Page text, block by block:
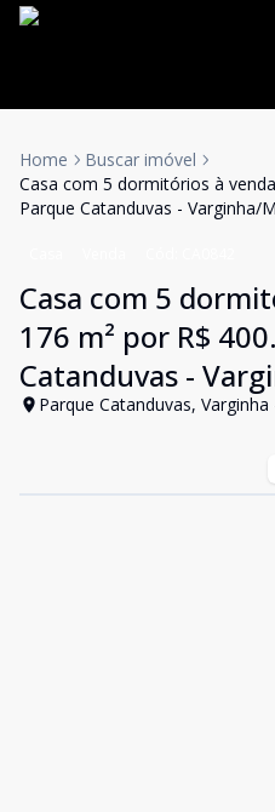
Home
Buscar imóvel
Casa com 5 dormitórios à
Parque Catanduvas - Varginha/
Casa com 5
176 m² por R$
Catanduvas -
Parque Catanduvas, Varginha